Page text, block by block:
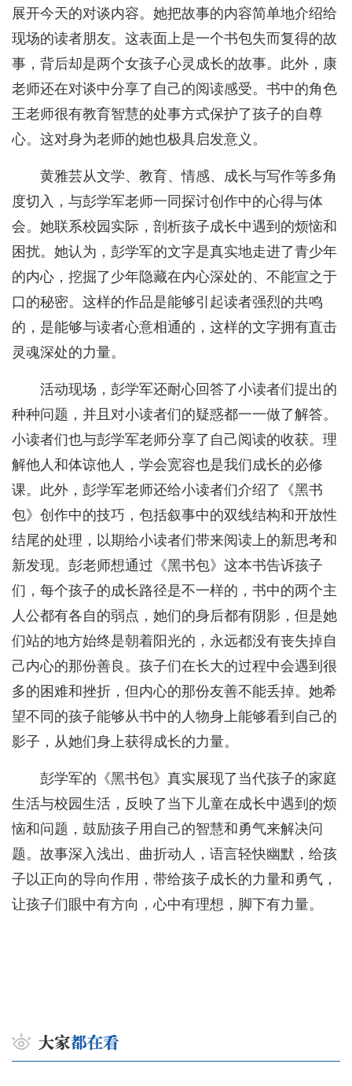
展开今天的对谈内容。她把故事的内容简单地介绍给
现场的读者朋友。这表面上是一个书包失而复得的故
事，背后却是两个女孩子心灵成长的故事。此外，康
老师还在对谈中分享了自己的阅读感受。书中的角色
王老师很有教育智慧的处事方式保护了孩子的自尊
心。这对身为老师的她也极具启发意义。
黄雅芸从文学、教育、情感、成长与写作等多角
度切入，与彭学军老师一同探讨创作中的心得与体
会。她联系校园实际，剖析孩子成长中遇到的烦恼和
困扰。她认为，彭学军的文字是真实地走进了青少年
的内心，挖掘了少年隐藏在内心深处的、不能宣之于
口的秘密。这样的作品是能够引起读者强烈的共鸣
的，是能够与读者心意相通的，这样的文字拥有直击
灵魂深处的力量。
活动现场，彭学军还耐心回答了小读者们提出的
种种问题，并且对小读者们的疑惑都一一做了解答。
小读者们也与彭学军老师分享了自己阅读的收获。理
解他人和体谅他人，学会宽容也是我们成长的必修
课。此外，彭学军老师还给小读者们介绍了《黑书
包》创作中的技巧，包括叙事中的双线结构和开放性
结尾的处理，以期给小读者们带来阅读上的新思考和
新发现。彭老师想通过《黑书包》这本书告诉孩子
们，每个孩子的成长路径是不一样的，书中的两个主
人公都有各自的弱点，她们的身后都有阴影，但是她
们站的地方始终是朝着阳光的，永远都没有丧失掉自
己内心的那份善良。孩子们在长大的过程中会遇到很
多的困难和挫折，但内心的那份友善不能丢掉。她希
望不同的孩子能够从书中的人物身上能够看到自己的
影子，从她们身上获得成长的力量。
彭学军的《黑书包》真实展现了当代孩子的家庭
生活与校园生活，反映了当下儿童在成长中遇到的烦
恼和问题，鼓励孩子用自己的智慧和勇气来解决问
题。故事深入浅出、曲折动人，语言轻快幽默，给孩
子以正向的导向作用，带给孩子成长的力量和勇气，
让孩子们眼中有方向，心中有理想，脚下有力量。